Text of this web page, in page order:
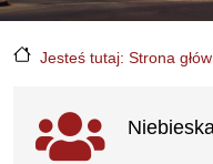
Jesteś tutaj: Strona
Ważne linki